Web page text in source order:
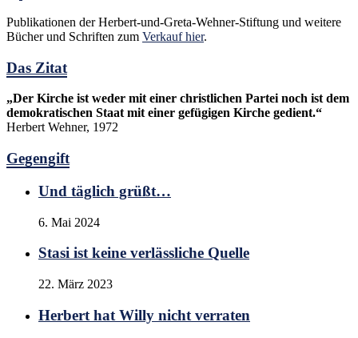
Publikationen der Herbert-und-Greta-Wehner-Stiftung und weitere
Bücher und Schriften zum Verkauf hier.
Das Zitat
„Der Kirche ist weder mit einer christlichen Partei noch ist dem
demokratischen Staat mit einer gefügigen Kirche gedient.“
Herbert Wehner, 1972
Gegengift
Und täglich grüßt…
6. Mai 2024
Stasi ist keine verlässliche Quelle
22. März 2023
Herbert hat Willy nicht verraten